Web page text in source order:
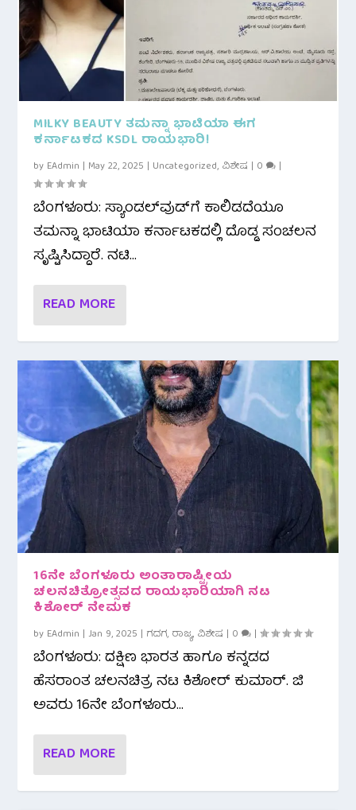
MILKY BEAUTY ತಮನ್ನಾ ಭಾಟಿಯಾ ಈಗ
ಕರ್ನಾಟಕದ KSDL ರಾಯಭಾರಿ!
by EAdmin | May 22, 2025 | Uncategorized, ವಿಶೇಷ | 0 |
ಬೆಂಗಳೂರು: ಸ್ಯಾಂಡಲ್‌ವುಡ್‌ಗೆ ಕಾಲಿಡದೆಯೂ
ತಮನ್ನಾ ಭಾಟಿಯಾ ಕರ್ನಾಟಕದಲ್ಲಿ ದೊಡ್ಡ ಸಂಚಲನ
ಸೃಷ್ಟಿಸಿದ್ದಾರೆ. ನಟಿ...
READ MORE
16ನೇ ಬೆಂಗಳೂರು ಅಂತಾರಾಷ್ಟ್ರೀಯ
ಚಲನಚಿತ್ರೋತ್ಸವದ ರಾಯಭಾರಿಯಾಗಿ ನಟ
ಕಿಶೋರ್ ನೇಮಕ
by EAdmin | Jan 9, 2025 | ಗದಗ, ರಾಜ್ಯ, ವಿಶೇಷ | 0 |
ಬೆಂಗಳೂರು: ದಕ್ಷಿಣ ಭಾರತ ಹಾಗೂ ಕನ್ನಡದ
ಹೆಸರಾಂತ ಚಲನಚಿತ್ರ ನಟ ಕಿಶೋರ್ ಕುಮಾರ್. ಜಿ
ಅವರು 16ನೇ ಬೆಂಗಳೂರು...
READ MORE